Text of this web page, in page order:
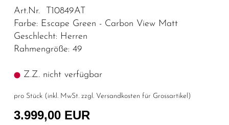
Art.Nr. T10849AT
Farbe: Escape Green - Carbon View Matt
Geschlecht: Herren
Rahmengröße: 49
Z.Z. nicht verfügbar
pro Stück (inkl. MwSt. zzgl. Versandkosten für Grossartikel )
3.999,00 EUR